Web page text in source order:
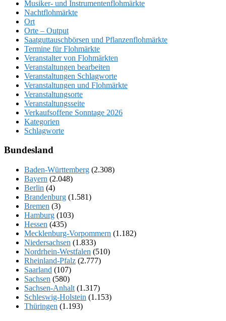
Musiker- und Instrumentenflohmärkte
Nachtflohmärkte
Ort
Orte – Output
Saatguttauschbörsen und Pflanzenflohmärkte
Termine für Flohmärkte
Veranstalter von Flohmärkten
Veranstaltungen bearbeiten
Veranstaltungen Schlagworte
Veranstaltungen und Flohmärkte
Veranstaltungsorte
Veranstaltungsseite
Verkaufsoffene Sonntage 2026
Kategorien
Schlagworte
Bundesland
Baden-Württemberg (2.308)
Bayern (2.048)
Berlin (4)
Brandenburg (1.581)
Bremen (3)
Hamburg (103)
Hessen (435)
Mecklenburg-Vorpommern (1.182)
Niedersachsen (1.833)
Nordrhein-Westfalen (510)
Rheinland-Pfalz (2.777)
Saarland (107)
Sachsen (580)
Sachsen-Anhalt (1.317)
Schleswig-Holstein (1.153)
Thüringen (1.193)